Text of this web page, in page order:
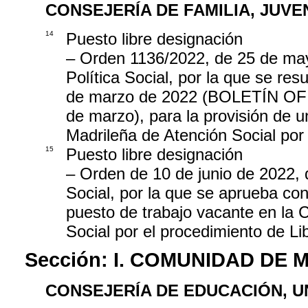
CONSEJERÍA DE FAMILIA,
14
Puesto libre designación
– Orden 1136/2022, de 25 de
Política Social, por la que se
de marzo de 2022 (BOLETÍN
de marzo), para la provisión de
Madrileña de Atención Social
15
Puesto libre designación
– Orden de 10 de junio de
Social, por la que se aprueba
puesto de trabajo vacante en la
Social por el procedimiento de
Sección: I. COMUNIDAD DE
CONSEJERÍA DE EDUCACIÓN,